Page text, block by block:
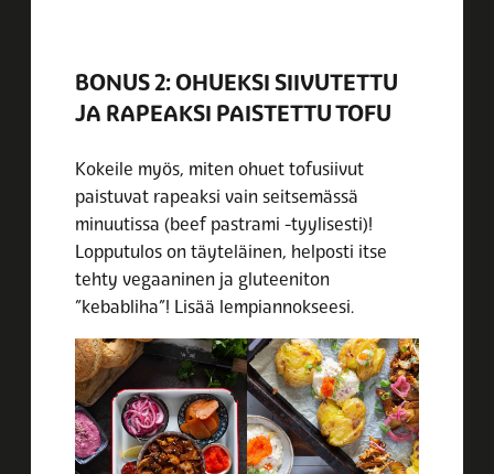
BONUS 2:OHUEKSI SIIVUTETTU
JA RAPEAKSI PAISTETTU TOFU
Kokeile myös, miten ohuet tofusiivut
paistuvat rapeaksi vain seitsemässä
minuutissa (beef pastrami -tyylisesti)!
Lopputulos on täyteläinen, helposti itse
tehty vegaaninen ja gluteeniton
”kebabliha”! Lisää lempiannokseesi.